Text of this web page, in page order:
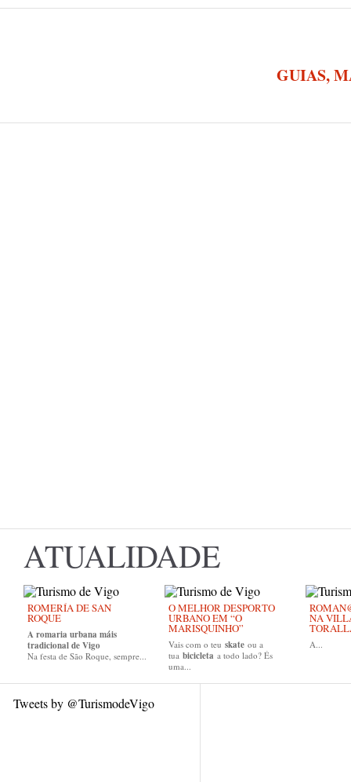
GUIAS,
ATUALIDADE
ROMERÍA DE SAN
ROQUE
A romaria urbana máis
tradicional de Vigo
Na festa de São Roque, sempre...
O MELHOR DESPORTO
URBANO EM “O
MARISQUINHO”
Vais com o teu skate ou a
tua bicicleta a todo lado? És
uma...
NA
A...
Tweets by @TurismodeVigo